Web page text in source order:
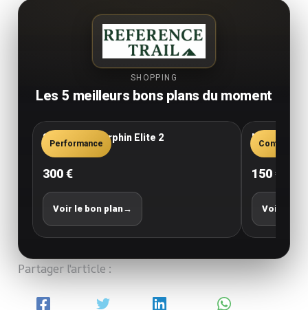
SHOPPING
Les 5 meilleurs bons plans du moment
Performance
Saucony Endorphin Elite 2
300 €
Voir le bon plan→
Confort
New
150 €
Voir le
Partager l'article :